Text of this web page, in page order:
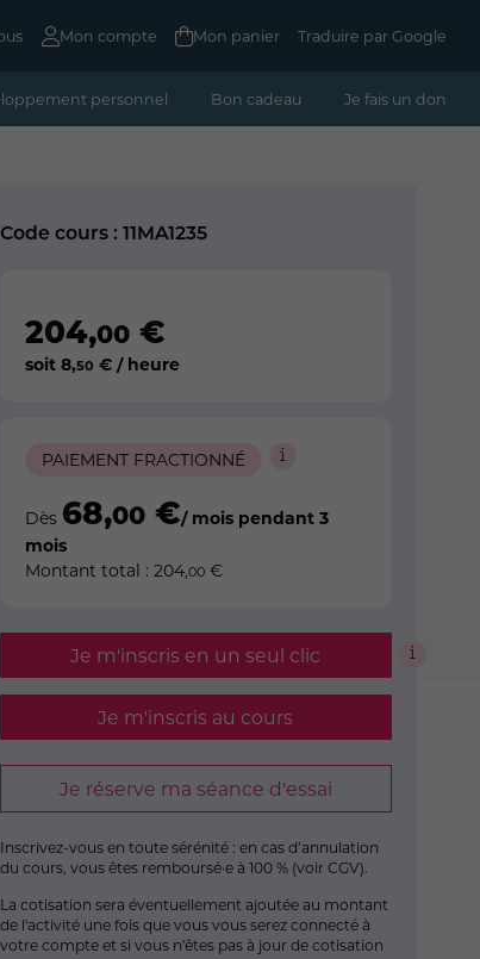
Mon compte Mon panier Traduire par Google
personnel Bon cadeau Je fais un don
Code cours : 11MA1235
204,00€
soit 8,50 € / heure
PAIEMENT FRACTIONNÉ
Dès 68,00€/ mois pendant 3
mois
Montant total : 204,00€
Je m'inscris en un seul clic
Je m'inscris au cours
Je réserve ma séance d'essai
Inscrivez-vous en toute sérénité : en cas d’annulation
du cours, vous êtes remboursé·e à 100 % (voir CGV).
La cotisation sera éventuellement ajoutée au montant
de l'activité une fois que vous vous serez connecté à
votre compte et si vous n'êtes pas à jour de cotisation